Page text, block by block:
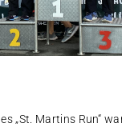
„St. Martins Run“